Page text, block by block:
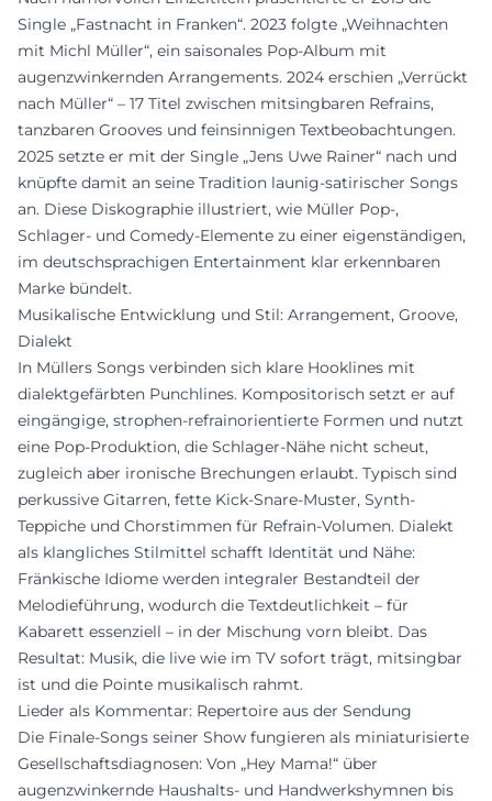
Single „Fastnacht in Franken“. 2023 folgte „Weihnachten
mit Michl Müller“, ein saisonales Pop-Album mit
augenzwinkernden Arrangements. 2024 erschien „Verrückt
nach Müller“ – 17 Titel zwischen mitsingbaren Refrains,
tanzbaren Grooves und feinsinnigen Textbeobachtungen.
2025 setzte er mit der Single „Jens Uwe Rainer“ nach und
knüpfte damit an seine Tradition launig-satirischer Songs
an. Diese Diskographie illustriert, wie Müller Pop-,
Schlager- und Comedy-Elemente zu einer eigenständigen,
im deutschsprachigen Entertainment klar erkennbaren
Marke bündelt.
Musikalische Entwicklung und Stil: Arrangement, Groove,
Dialekt
In Müllers Songs verbinden sich klare Hooklines mit
dialektgefärbten Punchlines. Kompositorisch setzt er auf
eingängige, strophen-refrainorientierte Formen und nutzt
eine Pop-Produktion, die Schlager-Nähe nicht scheut,
zugleich aber ironische Brechungen erlaubt. Typisch sind
perkussive Gitarren, fette Kick-Snare-Muster, Synth-
Teppiche und Chorstimmen für Refrain-Volumen. Dialekt
als klangliches Stilmittel schafft Identität und Nähe:
Fränkische Idiome werden integraler Bestandteil der
Melodieführung, wodurch die Textdeutlichkeit – für
Kabarett essenziell – in der Mischung vorn bleibt. Das
Resultat: Musik, die live wie im TV sofort trägt, mitsingbar
ist und die Pointe musikalisch rahmt.
Lieder als Kommentar: Repertoire aus der Sendung
Die Finale-Songs seiner Show fungieren als miniaturisierte
Gesellschaftsdiagnosen: Von „Hey Mama!“ über
augenzwinkernde Haushalts- und Handwerkshymnen bis